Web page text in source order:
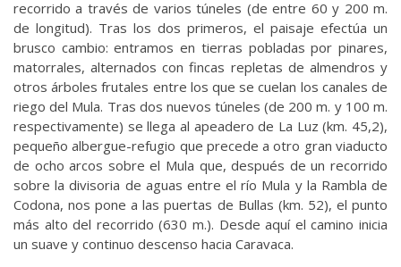
recorrido a través de varios túneles (de entre 60 y 200 m.
de longitud). Tras los dos primeros, el paisaje efectúa un
brusco cambio: entramos en tierras pobladas por pinares,
matorrales, alternados con fincas repletas de almendros y
otros árboles frutales entre los que se cuelan los canales de
riego del Mula. Tras dos nuevos túneles (de 200 m. y 100 m.
respectivamente) se llega al apeadero de La Luz (km. 45,2),
pequeño albergue-refugio que precede a otro gran viaducto
de ocho arcos sobre el Mula que, después de un recorrido
sobre la divisoria de aguas entre el río Mula y la Rambla de
Codona, nos pone a las puertas de Bullas (km. 52), el punto
más alto del recorrido (630 m.). Desde aquí el camino inicia
un suave y continuo descenso hacia Caravaca.